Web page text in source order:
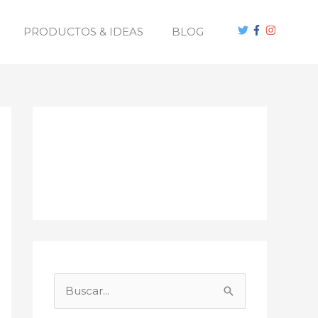
PRODUCTOS & IDEAS BLOG